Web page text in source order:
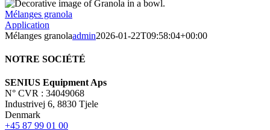
Mélanges granola
Application
Mélanges granolaadmin2026-01-22T09:58:04+00:00
NOTRE SOCIÉTÉ
SENIUS Equipment Aps
N° CVR : 34049068
Industrivej 6, 8830 Tjele
Denmark
+45 87 99 01 00